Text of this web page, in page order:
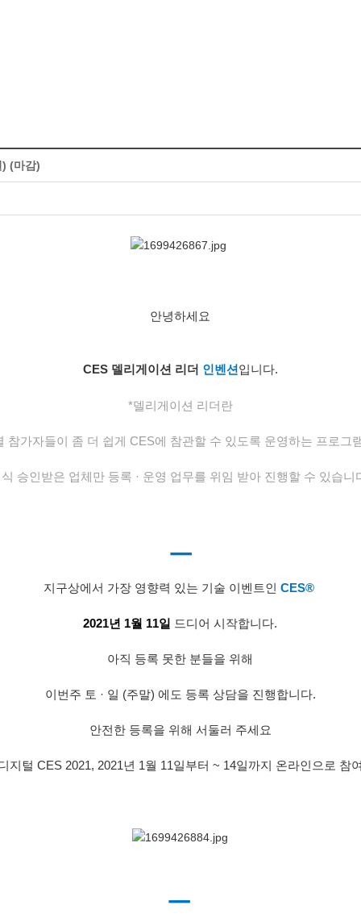
(마감)
안녕하세요
CES 델리게이션 리더 인벤션 입니다.
*델리게이션 리더란
참가자들이 좀 더 쉽게 CES에 참관할 수 있도록 운영하는 프로그
승인받은 업체만 등록 · 운영 업무를 위임 받아 진행할 수 있습니
ㅡ
지구상에서 가장 영향력 있는 기술 이벤트인 CES®
2021년 1월 11일 드디어 시작합니다.
아직 등록 못한 분들을 위해
이번주 토 · 일 (주말) 에도 등록 상담을 진행합니다.
안전한 등록을 위해 서둘러 주세요
지털 CES 2021, 2021년 1월 11일부터 ~ 14일까지 온라인으로 참
ㅡ